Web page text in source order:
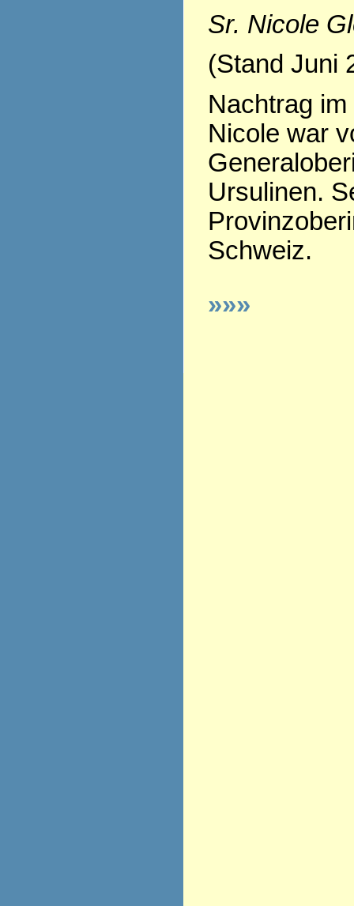
Sr. Nicole
(Stand Juni
Nachtrag
Nicole war
Ursulinen.
Schweiz.
»»»